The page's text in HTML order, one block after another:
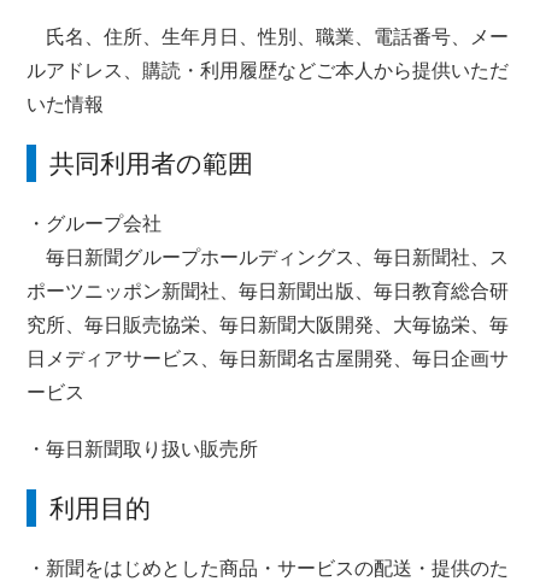
氏名、住所、生年月日、性別、職業、電話番号、メー
ルアドレス、購読・利用履歴などご本人から提供いただ
いた情報
共同利用者の範囲
・グループ会社
毎日新聞グループホールディングス、毎日新聞社、ス
ポーツニッポン新聞社、毎日新聞出版、毎日教育総合研
究所、毎日販売協栄、毎日新聞大阪開発、大毎協栄、毎
日メディアサービス、毎日新聞名古屋開発、毎日企画サ
ービス
・毎日新聞取り扱い販売所
利用目的
・新聞をはじめとした商品・サービスの配送・提供のた